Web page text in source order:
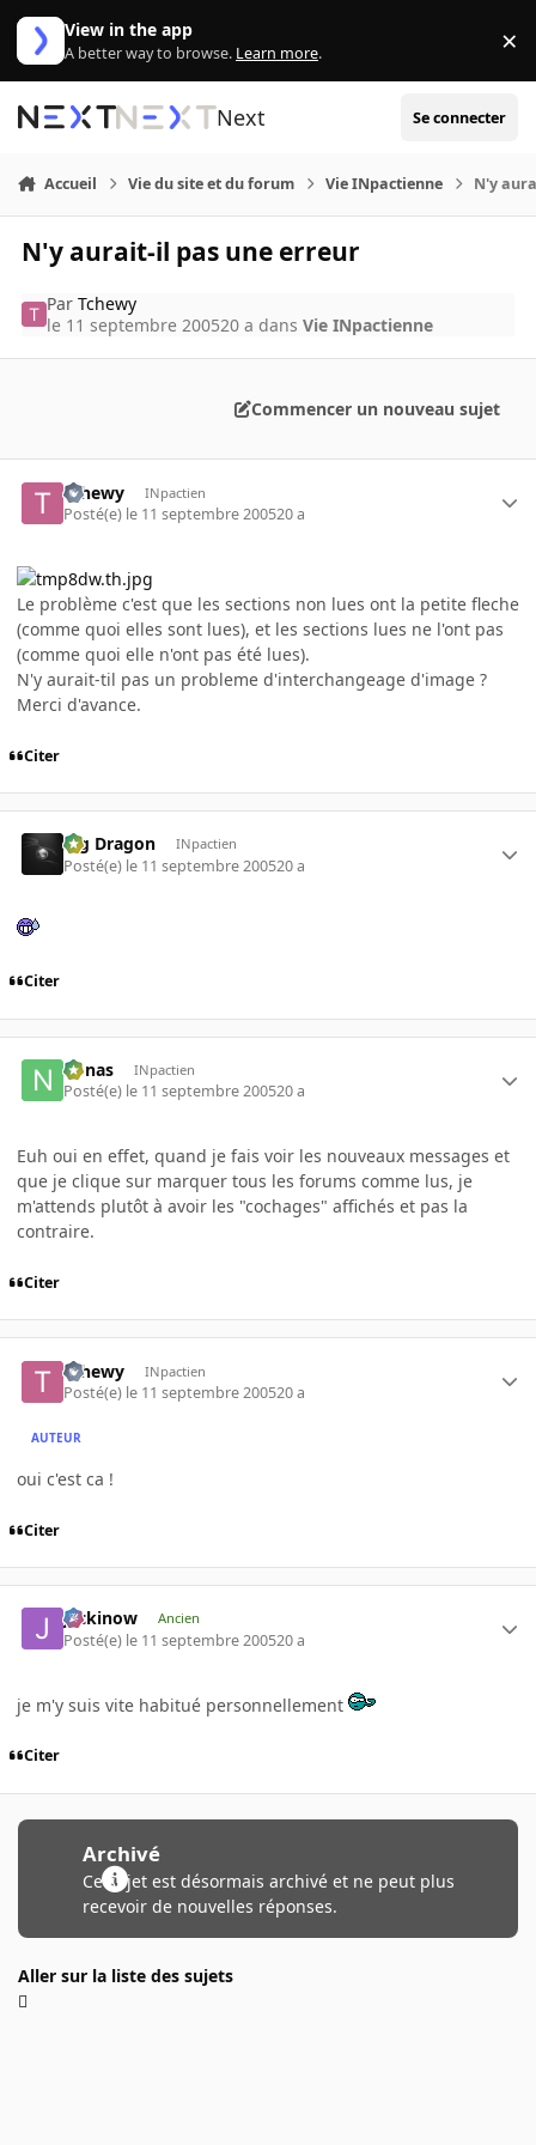
Aller au contenu
View in the app
A better way to browse. Learn more. ×
Next Se connecter
Accueil Vie du site et du forum Vie INpactienne N'y
N'y aurait-il pas une erreur
ParTchewy
le 11 septembre 200520 a dansVie INpactienne
Commencer un nouveau sujet
Tchewy INpactien
Posté(e) le 11 septembre 200520 a
Le problème c'est que les sections non lues ont la petite fleche
(comme quoi elles sont lues), et les sections lues ne l'ont pas
(comme quoi elle n'ont pas été lues).
N'y aurait-til pas un probleme d'interchangeage d'image ?
Merci d'avance.
Citer
Big Dragon INpactien
Posté(e) le 11 septembre 200520 a
Citer
nonas INpactien
Posté(e) le 11 septembre 200520 a
Euh oui en effet, quand je fais voir les nouveaux messages et
que je clique sur marquer tous les forums comme lus, je
m'attends plutôt à avoir les "cochages" affichés et pas la
contraire.
Citer
Tchewy INpactien
Posté(e) le 11 septembre 200520 a
AUTEUR
oui c'est ca !
Citer
jackinow Ancien
Posté(e) le 11 septembre 200520 a
je m'y suis vite habitué personnellement
Citer
Archivé
Ce sujet est désormais archivé et ne peut plus
recevoir de nouvelles réponses.
Aller sur la liste des sujets